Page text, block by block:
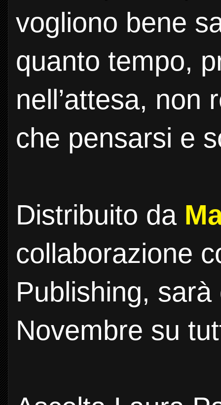
vogliono bene
quanto tempo,
nell’attesa, non
che pensarsi e
Distribuito da
collaborazione
Publishing,
Novembre su